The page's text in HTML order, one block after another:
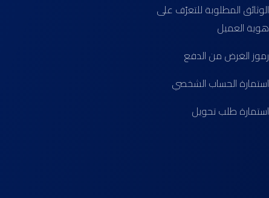
الوثائق المطلوبة للتعرّف على
هوية العميل
رموز الغرض من الدفع
استمارة الحساب الشخصي
استمارة طلب تحويل